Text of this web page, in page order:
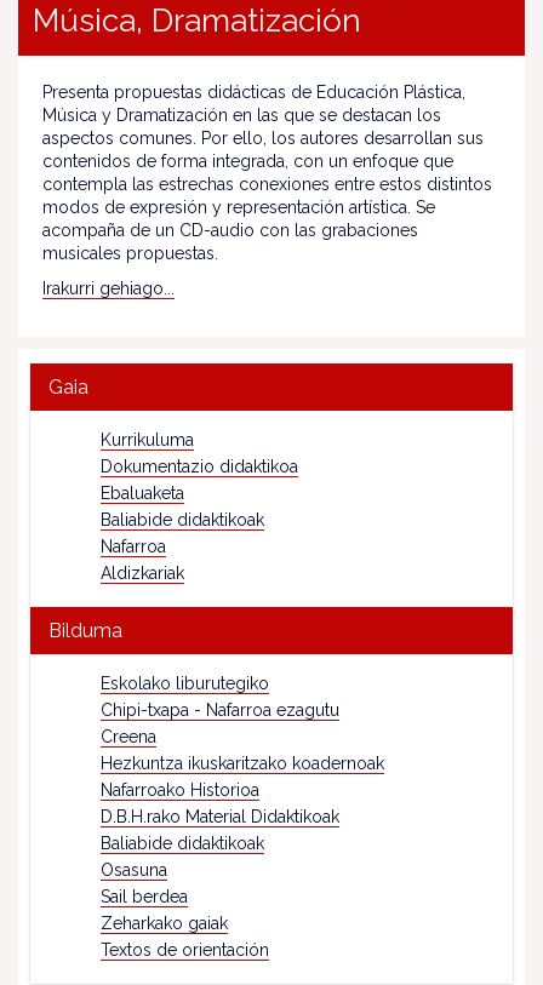
Música, Dramatización
Presenta propuestas didácticas de Educación Plástica,
Música y Dramatización en las que se destacan los
aspectos comunes. Por ello, los autores desarrollan sus
contenidos de forma integrada, con un enfoque que
contempla las estrechas conexiones entre estos distintos
modos de expresión y representación artística. Se
acompaña de un CD-audio con las grabaciones
musicales propuestas.
Irakurri gehiago...
Gaia
Kurrikuluma
Dokumentazio didaktikoa
Ebaluaketa
Baliabide didaktikoak
Nafarroa
Aldizkariak
Bilduma
Eskolako liburutegiko
Chipi-txapa - Nafarroa ezagutu
Creena
Hezkuntza ikuskaritzako koadernoak
Nafarroako Historioa
D.B.H.rako Material Didaktikoak
Baliabide didaktikoak
Osasuna
Sail berdea
Zeharkako gaiak
Textos de orientación